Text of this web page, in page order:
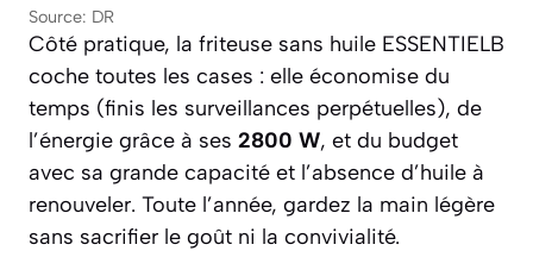
Source: DR
Côté pratique, la friteuse sans huile ESSENTIELB
coche toutes les cases : elle économise du
temps (finis les surveillances perpétuelles), de
l’énergie grâce à ses 2800 W, et du budget
avec sa grande capacité et l’absence d’huile à
renouveler. Toute l’année, gardez la main légère
sans sacrifier le goût ni la convivialité.